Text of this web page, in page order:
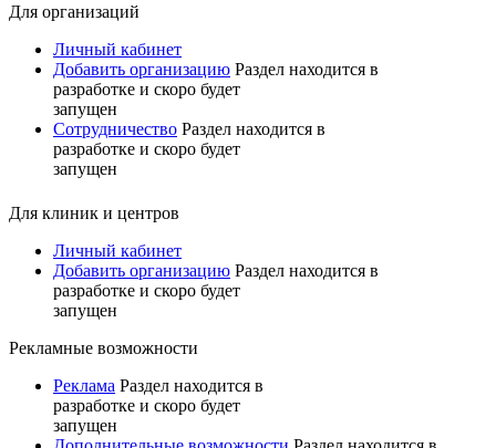
Для организаций
Личный кабинет
Добавить организацию Раздел находится в
разработке и скоро будет
запущен
Сотрудничество Раздел находится в
разработке и скоро будет
запущен
Для клиник и центров
Личный кабинет
Добавить организацию Раздел находится в
разработке и скоро будет
запущен
Рекламные возможности
Реклама Раздел находится в
разработке и скоро будет
запущен